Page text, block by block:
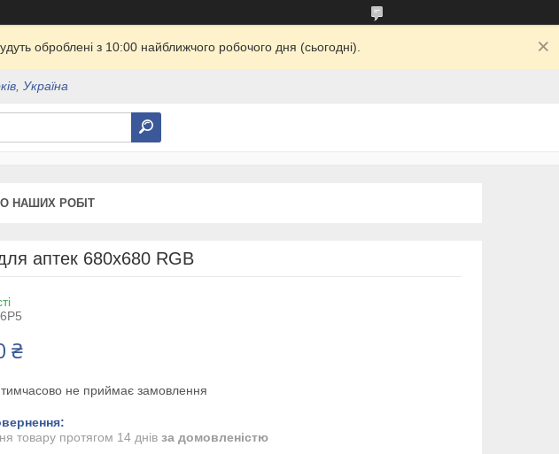
оброблені з 10:00 найближчого робочого дня (сьогодні).
Україна
НАШИХ РОБІТ
аптек 680х680 RGB
₴
не приймає замовлення
товару протягом 14 днів за домовленістю